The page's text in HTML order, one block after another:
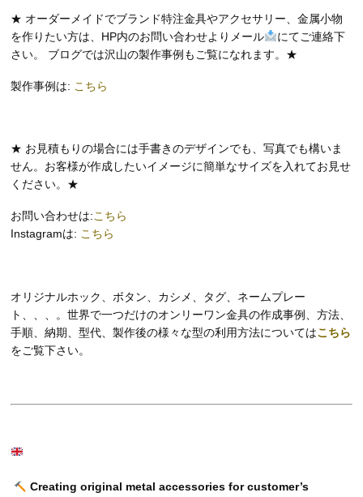
★ オーダーメイドでブランド特注金具やアクセサリー、金属小物
を作りたい方は、HP内のお問い合わせよりメール
にてご連絡下
さい。 ブログでは沢山の製作事例もご覧になれます。★
製作事例は: こちら
★ お見積もりの場合には手書きのデザインでも、写真でも構いま
せん。お客様が作成したいイメージに簡単なサイズを入れてお見せ
ください。★
お問い合わせは:こちら
Instagramは: こちら
オリジナルホック、ボタン、カシメ、タグ、ネームプレー
ト、、、。世界で一つだけのオンリーワン金具の作成事例、方法、
手順、納期、型代、製作後の様々な型の利用方法についてはこちら
をご覧下さい。
Creating original metal accessories for customer’s